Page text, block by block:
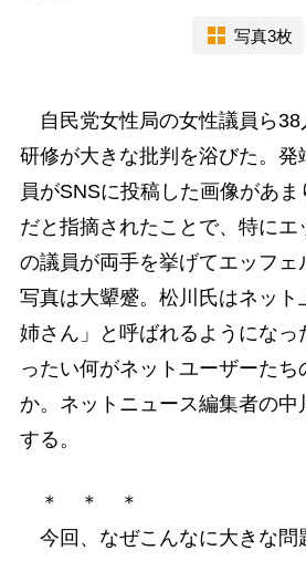
写真3枚
自民党女性局の女性議員ら38
研修が大きな批判を浴びた。発
員がSNSに投稿した画像があ
だと指摘されたことで、特にエ
の議員が両手を挙げてエッフェ
写真は大顰蹙。松川氏はネット
姉さん」と呼ばれるようになっ
ったい何がネットユーザーた
か。ネットニュース編集者の中
する。
＊ ＊ ＊
今回、なぜこんなに大きな問